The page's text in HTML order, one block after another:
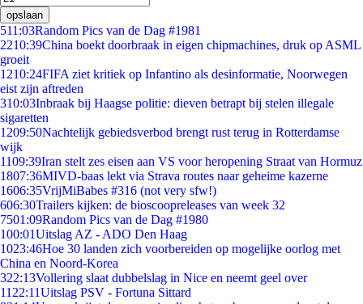
opslaan
511:03Random Pics van de Dag #1981
2210:39China boekt doorbraak in eigen chipmachines, druk op ASML
groeit
1210:24FIFA ziet kritiek op Infantino als desinformatie, Noorwegen
eist zijn aftreden
310:03Inbraak bij Haagse politie: dieven betrapt bij stelen illegale
sigaretten
1209:50Nachtelijk gebiedsverbod brengt rust terug in Rotterdamse
wijk
1109:39Iran stelt zes eisen aan VS voor heropening Straat van Hormuz
1807:36MIVD-baas lekt via Strava routes naar geheime kazerne
1606:35VrijMiBabes #316 (not very sfw!)
606:30Trailers kijken: de bioscoopreleases van week 32
7501:09Random Pics van de Dag #1980
100:01Uitslag AZ - ADO Den Haag
1023:46Hoe 30 landen zich voorbereiden op mogelijke oorlog met
China en Noord-Korea
322:13Vollering slaat dubbelslag in Nice en neemt geel over
11 22:11Uitslag PSV - Fortuna Sittard